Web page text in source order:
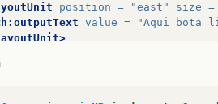
position = "east"
size =
value =
"Aqui bota
<ui:include
src=